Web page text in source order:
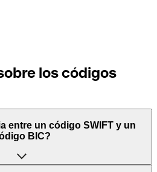
los códigos
entre un código SWIFT y un
BIC?